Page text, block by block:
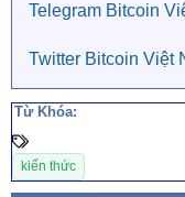
Telegram Bitcoin
Twitter Bitcoin Việt
Từ Khóa:
T
a
g
kiến thức